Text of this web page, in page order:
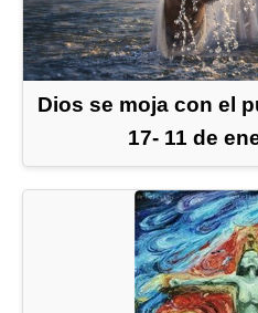
Dios se moja con el
17- 11 de